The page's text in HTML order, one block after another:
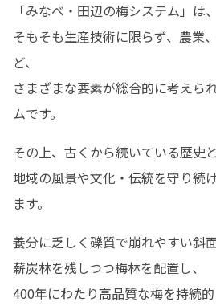
「みなべ・田辺の梅システム」は、
そもそも生産技術に限らず、農業
ど、
さまざまな要素が総合的に考えら
ムです。
その上、古くから続いている歴史
地域の風景や文化・伝統を守り続
ます。
養分に乏しく礫質で崩れやすい斜
薪炭林を残しつつ梅林を配置し、
400年にわたり高品質な梅を持続